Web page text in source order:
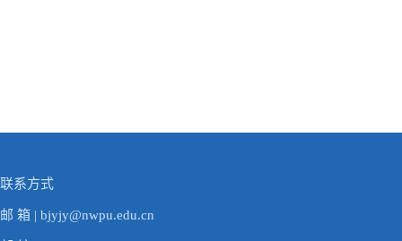
联系方式
邮 箱 | bjyjy@nwpu.edu.cn